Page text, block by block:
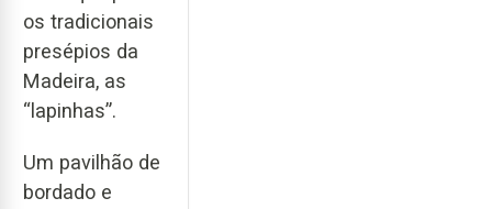
os tradicionais
presépios da
Madeira, as
“lapinhas”.
Um pavilhão de
bordado e